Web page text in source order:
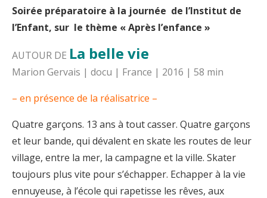
Soirée préparatoire à la journée de l’Institut de
l’Enfant, sur le thème « Après l’enfance »
AUTOUR DE La belle vie
Marion Gervais | docu | France | 2016 | 58 min
– en présence de la réalisatrice –
Quatre garçons. 13 ans à tout casser. Quatre garçons
et leur bande, qui dévalent en skate les routes de leur
village, entre la mer, la campagne et la ville. Skater
toujours plus vite pour s’échapper. Echapper à la vie
ennuyeuse, à l’école qui rapetisse les rêves, aux